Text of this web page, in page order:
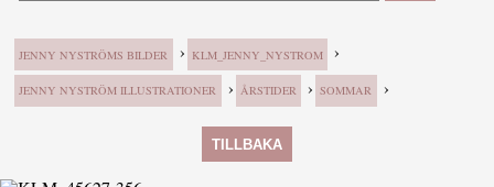
JENNY NYSTRÖMS BILDER › KLM_JENNY_NYSTROM ›
JENNY NYSTRÖM ILLUSTRATIONER › ÅRSTIDER › SOMMAR ›
TILLBAKA